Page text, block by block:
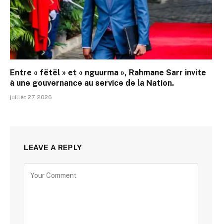
Entre « fëtël » et « nguurma », Rahmane Sarr invite
à une gouvernance au service de la Nation.
juillet 27, 2026
LEAVE A REPLY